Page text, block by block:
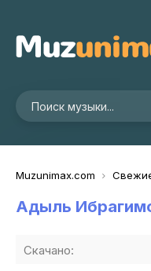
Muzunimax.com
Адыль
Скачано: